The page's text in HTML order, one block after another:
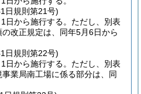
日規則第21号)
日から施行する。 ただし、別表
改正規定は、同年5月6日から
日規則第22号)
日から施行する。 ただし、別表
業局南工場に係る部分は、同